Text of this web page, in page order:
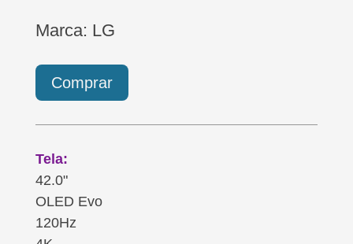
Marca: LG
Comprar
Tela:
42.0"
OLED Evo
120Hz